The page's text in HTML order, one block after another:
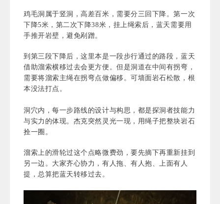
鸡毛洞属于竖洞，高差百米，需要分三回下降。第一次
下降5米，第二次下降38米，挂上绳索后，蓝天需要用
手推开岩壁，避免剐蹭。
到第三段下降后，这里本是一段步行通过的路段，蓝天
借助溜索横移过去会更方便。但是洞道在中间有拐弯，
需要将溜索主绳在拐弯点做偏移。可墙面岩石松散，根
本没法打点。
洞穴内，每一步路线的设计与构思，都是探洞者技能力
与实力的体现。杰克突然灵光一现，用绳子把整块岩石
拴一圈。
溜索上的滑轮过这个点略微费劲，要先摘下再重新挂到
另一边。大家齐心协力，有人拖、有人抱、上面有人
提，总算把蓝天转移过去。